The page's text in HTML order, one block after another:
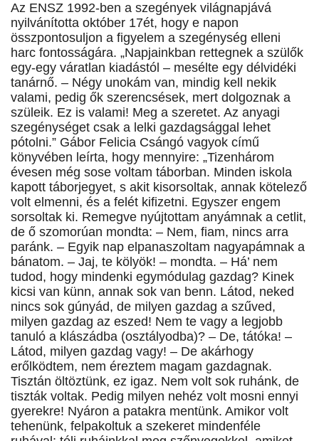
Az ENSZ 1992-ben a szegények világnapjává
nyilvánította október 17­ét, hogy e napon
összpontosuljon a figyelem a szegénység elleni
harc fontosságára. „Napjainkban rettegnek a szülők
egy-egy váratlan kiadástól – mesélte egy délvidéki
tanárnő. – Négy unokám van, mindig kell nekik
valami, pedig ők szerencsések, mert dolgoznak a
szüleik. Ez is valami! Meg a szeretet. Az anyagi
szegénységet csak a lelki gazdagsággal lehet
pótolni.” Gábor Felicia Csángó vagyok című
könyvében leírta, hogy mennyire: „Tizenhárom
évesen még sose voltam táborban. Minden iskola
kapott táborjegyet, s akit kisorsoltak, annak kötelező
volt elmenni, és a felét kifizetni. Egyszer engem
sorsoltak ki. Remegve nyújtottam anyámnak a cetlit,
de ő szomorúan mondta: – Nem, fiam, nincs arra
paránk. – Egyik nap elpanaszoltam nagyapámnak a
bánatom. – Jaj, te kölyök! – mondta. – Há’ nem
tudod, hogy mindenki egymódulag gazdag? Kinek
kicsi van künn, annak sok van benn. Látod, neked
nincs sok gúnyád, de milyen gazdag a szűved,
milyen gazdag az eszed! Nem te vagy a legjobb
tanuló a klászádba (osztályodba)? – De, tátóka! –
Látod, milyen gazdag vagy! – De akárhogy
erőlködtem, nem éreztem magam gazdagnak.
Tisztán öltöztünk, ez igaz. Nem volt sok ruhánk, de
tiszták voltak. Pedig milyen nehéz volt mosni ennyi
gyerekre! Nyáron a patakra mentünk. Amikor volt
tehenünk, felpakoltuk a szekeret mindenféle